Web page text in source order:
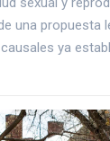
una propuesta
ya